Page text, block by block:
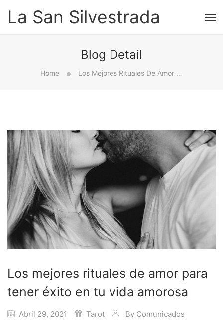
La San Silvestrada
Blog Detail
Home Los Mejores Rituales De Amor Para Tener Éxito En Tu Vida Amorosa
Los mejores rituales de amor para
tener éxito en tu vida amorosa
Abril 29, 2021 Tarot By Comunicados